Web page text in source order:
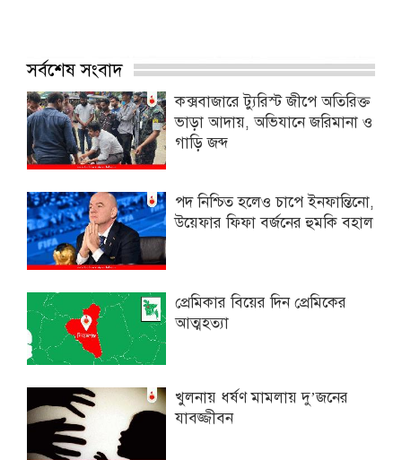
সর্বশেষ সংবাদ
কক্সবাজারে ট্যুরিস্ট জীপে অতিরিক্ত
ভাড়া আদায়, অভিযানে জরিমানা ও
গাড়ি জব্দ
পদ নিশ্চিত হলেও চাপে ইনফান্তিনো,
উয়েফার ফিফা বর্জনের হুমকি বহাল
প্রেমিকার বিয়ের দিন প্রেমিকের
আত্মহত্যা
খুলনায় ধর্ষণ মামলায় দু’জনের
যাবজ্জীবন